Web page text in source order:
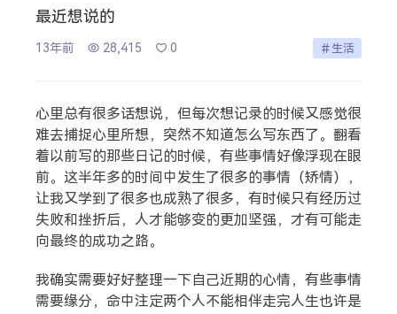
搜索
最近想说的
13年前 28,415 0 生活
心里总有很多话想说，但每次想记录的时候又感觉很
难去捕捉心里所想，突然不知道怎么写东西了。翻看
着以前写的那些日记的时候，有些事情好像浮现在眼
前。这半年多的时间中发生了很多的事情（矫情），
让我又学到了很多也成熟了很多，有时候只有经历过
失败和挫折后，人才能够变的更加坚强，才有可能走
向最终的成功之路。
我确实需要好好整理一下自己近期的心情，有些事情
需要缘分，命中注定两个人不能相伴走完人生也许是